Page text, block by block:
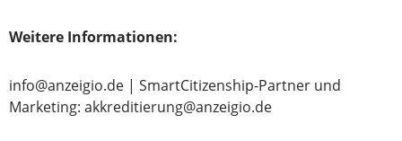
Weitere Informationen:
info@anzeigio.de | SmartCitizenship-Partner und
Marketing: akkreditierung@anzeigio.de